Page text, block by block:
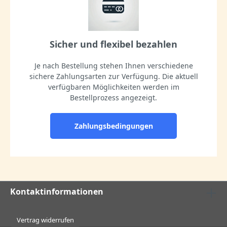
Sicher und flexibel bezahlen
Je nach Bestellung stehen Ihnen verschiedene
sichere Zahlungsarten zur Verfügung. Die aktuell
verfügbaren Möglichkeiten werden im
Bestellprozess angezeigt.
Zahlungsbedingungen
Kontaktinformationen
Vertrag widerrufen